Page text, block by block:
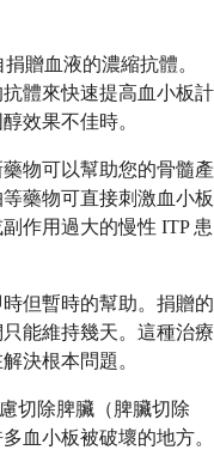
贈血液的濃縮抗體。
體來快速提高血小板計
效果不佳時。
物可以幫助您的骨髓產
藥物可直接刺激血小板
作用過大的慢性 ITP 患
但暫時的幫助。捐贈的
能維持幾天。這種治療
決根本問題。
切除脾臟（脾臟切除
血小板被破壞的地方。